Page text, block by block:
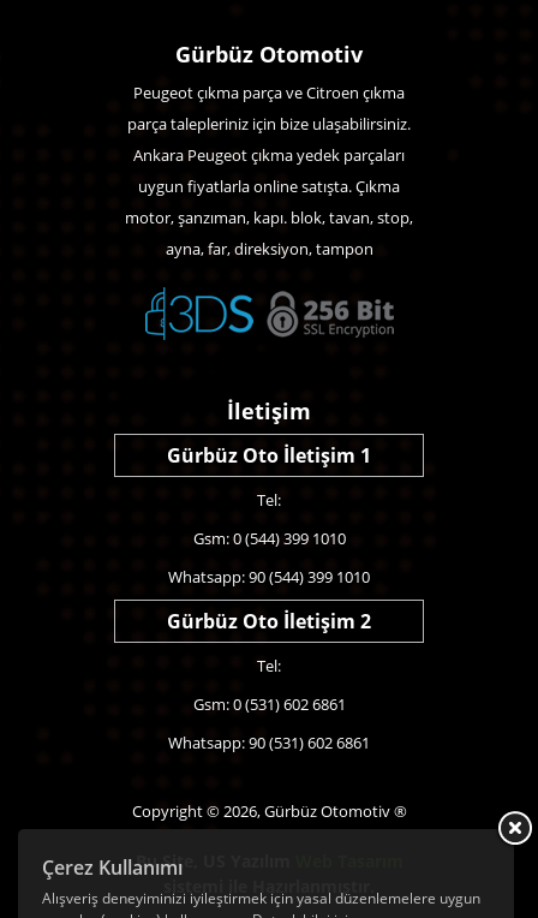
Çerez Kullanımı
Alışveriş deneyiminizi iyileştirmek için yasal düzenlemelere uygun
Gürbüz Otomotiv
Peugeot çıkma parça ve Citroen çıkma
parça talepleriniz için bize ulaşabilirsiniz.
Ankara Peugeot çıkma yedek parçaları
uygun fiyatlarla online satışta. Çıkma
motor, şanzıman, kapı. blok, tavan, stop,
ayna, far, direksiyon, tampon
İletişim
Gürbüz Oto İletişim 1
Tel:
Gsm: 0 (544) 399 1010
Whatsapp: 90 (544) 399 1010
Gürbüz Oto İletişim 2
Tel:
Gsm: 0 (531) 602 6861
Whatsapp: 90 (531) 602 6861
Copyright © 2026, Gürbüz Otomotiv ®
Bu Site,